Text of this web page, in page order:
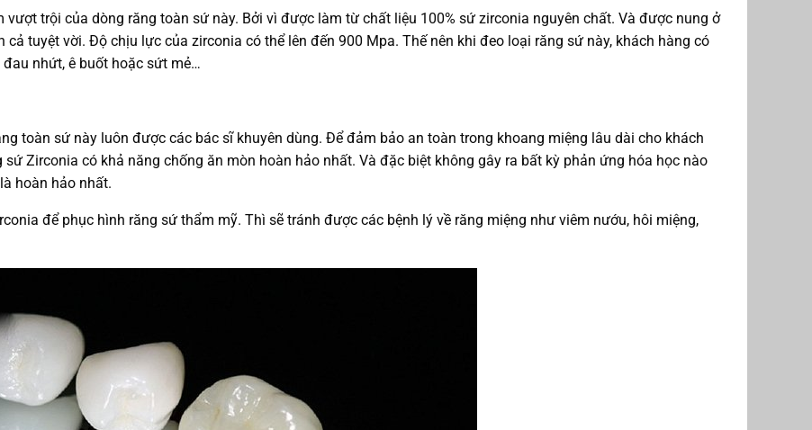
trội của dòng răng toàn sứ này. Bởi vì được làm từ chất liệu 100% sứ zirconia nguyên chất. Và được nung ở
tuyệt vời. Độ chịu lực của zirconia có thể lên đến 900 Mpa. Thế nên khi đeo loại răng sứ này, khách hàng có
nhứt, ê buốt hoặc sứt mẻ…
toàn sứ này luôn được các bác sĩ khuyên dùng. Để đảm bảo an toàn trong khoang miệng lâu dài cho khách
Zirconia có khả năng chống ăn mòn hoàn hảo nhất. Và đặc biệt không gây ra bất kỳ phản ứng hóa học nào
hoàn hảo nhất.
để phục hình răng sứ thẩm mỹ. Thì sẽ tránh được các bệnh lý về răng miệng như viêm nướu, hôi miệng,